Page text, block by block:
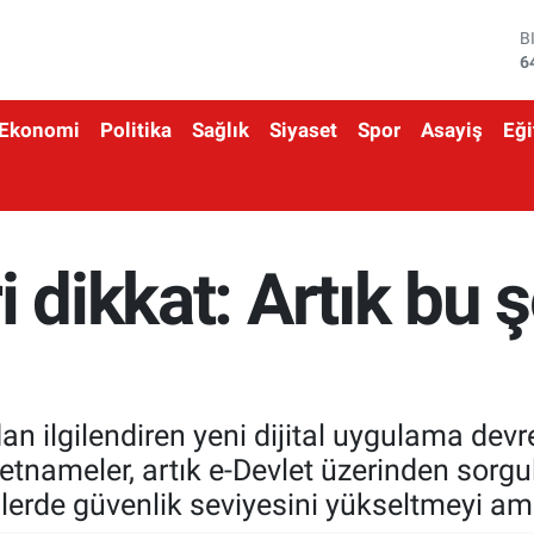
Ekonomi Politika Sağlık Siyaset Spor Asayiş
dikkat: Artık bu
ilgilendiren yeni dijital uygulama
artık e-Devlet üzerinden
güvenlik seviyesini yükseltmeyi